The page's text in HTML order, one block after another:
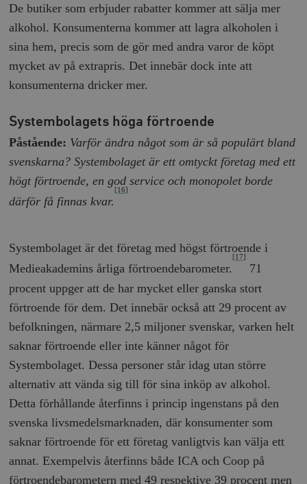
De butiker som erbjuder rabatter kommer att sälja mer
alkohol. Konsumenterna kommer att lagra alkoholen i
sina hem, precis som de gör med andra varor de köpt
mycket av på extrapris. Det innebär dock inte att
konsumenterna dricker mer.
Systembolagets höga förtroende
Påstående: Varför ändra något som är så populärt bland
svenskarna? Systembolaget är ett omtyckt företag med ett
högt förtroende, en god service och monopolet borde
därför få finnas kvar.
[16]
Systembolaget är det företag med högst förtroende i
Medieakademins årliga förtroendebarometer.
[17]
71
procent uppger att de har mycket eller ganska stort
förtroende för dem. Det innebär också att 29 procent av
befolkningen, närmare 2,5 miljoner svenskar, varken helt
saknar förtroende eller inte känner något för
Systembolaget. Dessa personer står idag utan större
alternativ att vända sig till för sina inköp av alkohol.
Detta förhållande återfinns i princip ingenstans på den
svenska livsmedelsmarknaden, där konsumenter som
saknar förtroende för ett företag vanligtvis kan välja ett
annat. Exempelvis återfinns både ICA och Coop på
förtroendebarometern med 49 respektive 39 procent men